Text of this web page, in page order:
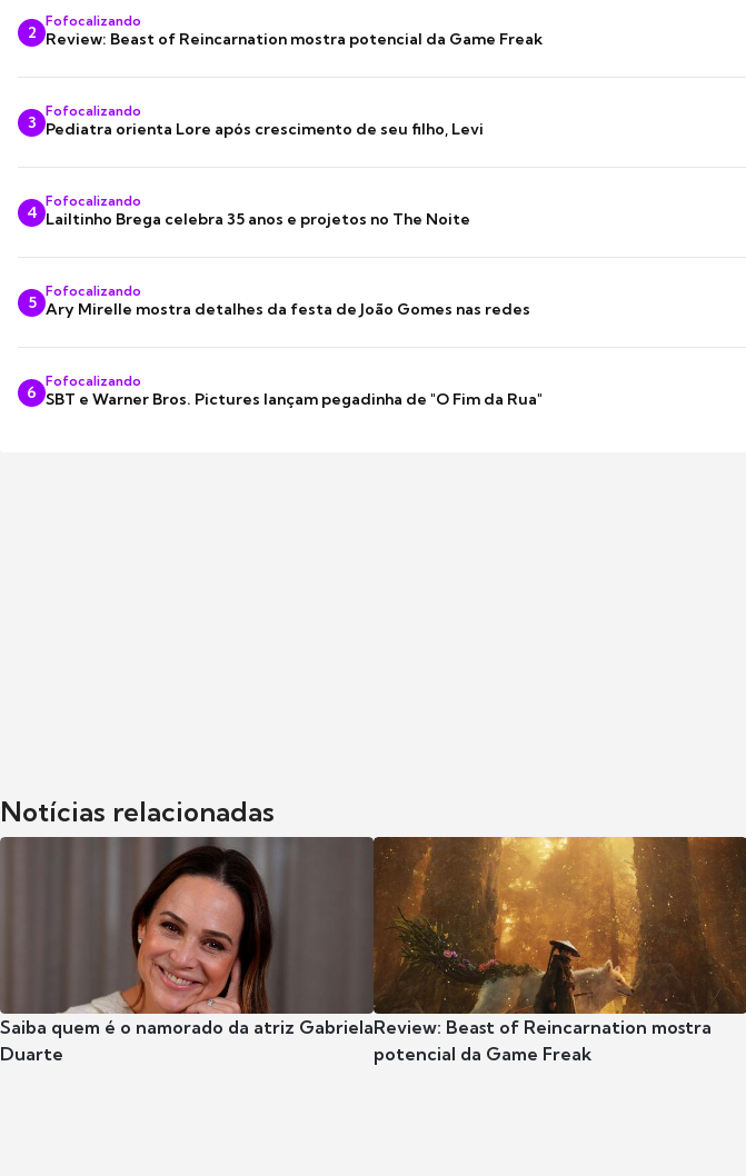
2
Fofocalizando
Review: Beast of Reincarnation mostra potencial da Game Freak
3
Fofocalizando
Pediatra orienta Lore após crescimento de seu filho, Levi
4
Fofocalizando
Lailtinho Brega celebra 35 anos e projetos no The Noite
5
Fofocalizando
Ary Mirelle mostra detalhes da festa de João Gomes nas redes
6
Fofocalizando
SBT e Warner Bros. Pictures lançam pegadinha de "O Fim da Rua"
Notícias relacionadas
Saiba quem é o namorado da atriz Gabriela
Duarte
Review: Beast of Reincarnation mostra
potencial da Game Freak